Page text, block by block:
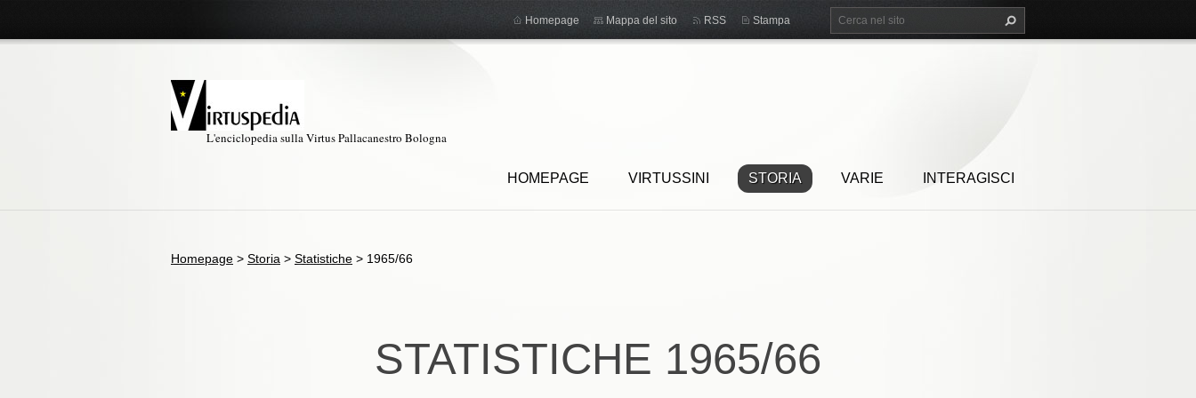
L'enciclopedia sulla Virtus Pallacanestro Bologna
HOMEPAGE VIRTUSSINI STORIA VARIE INTERAGISCI
Homepage Mappa del sito RSS Stampa
Homepage > Storia > Statistiche > 1965/66
STATISTICHE 1965/66